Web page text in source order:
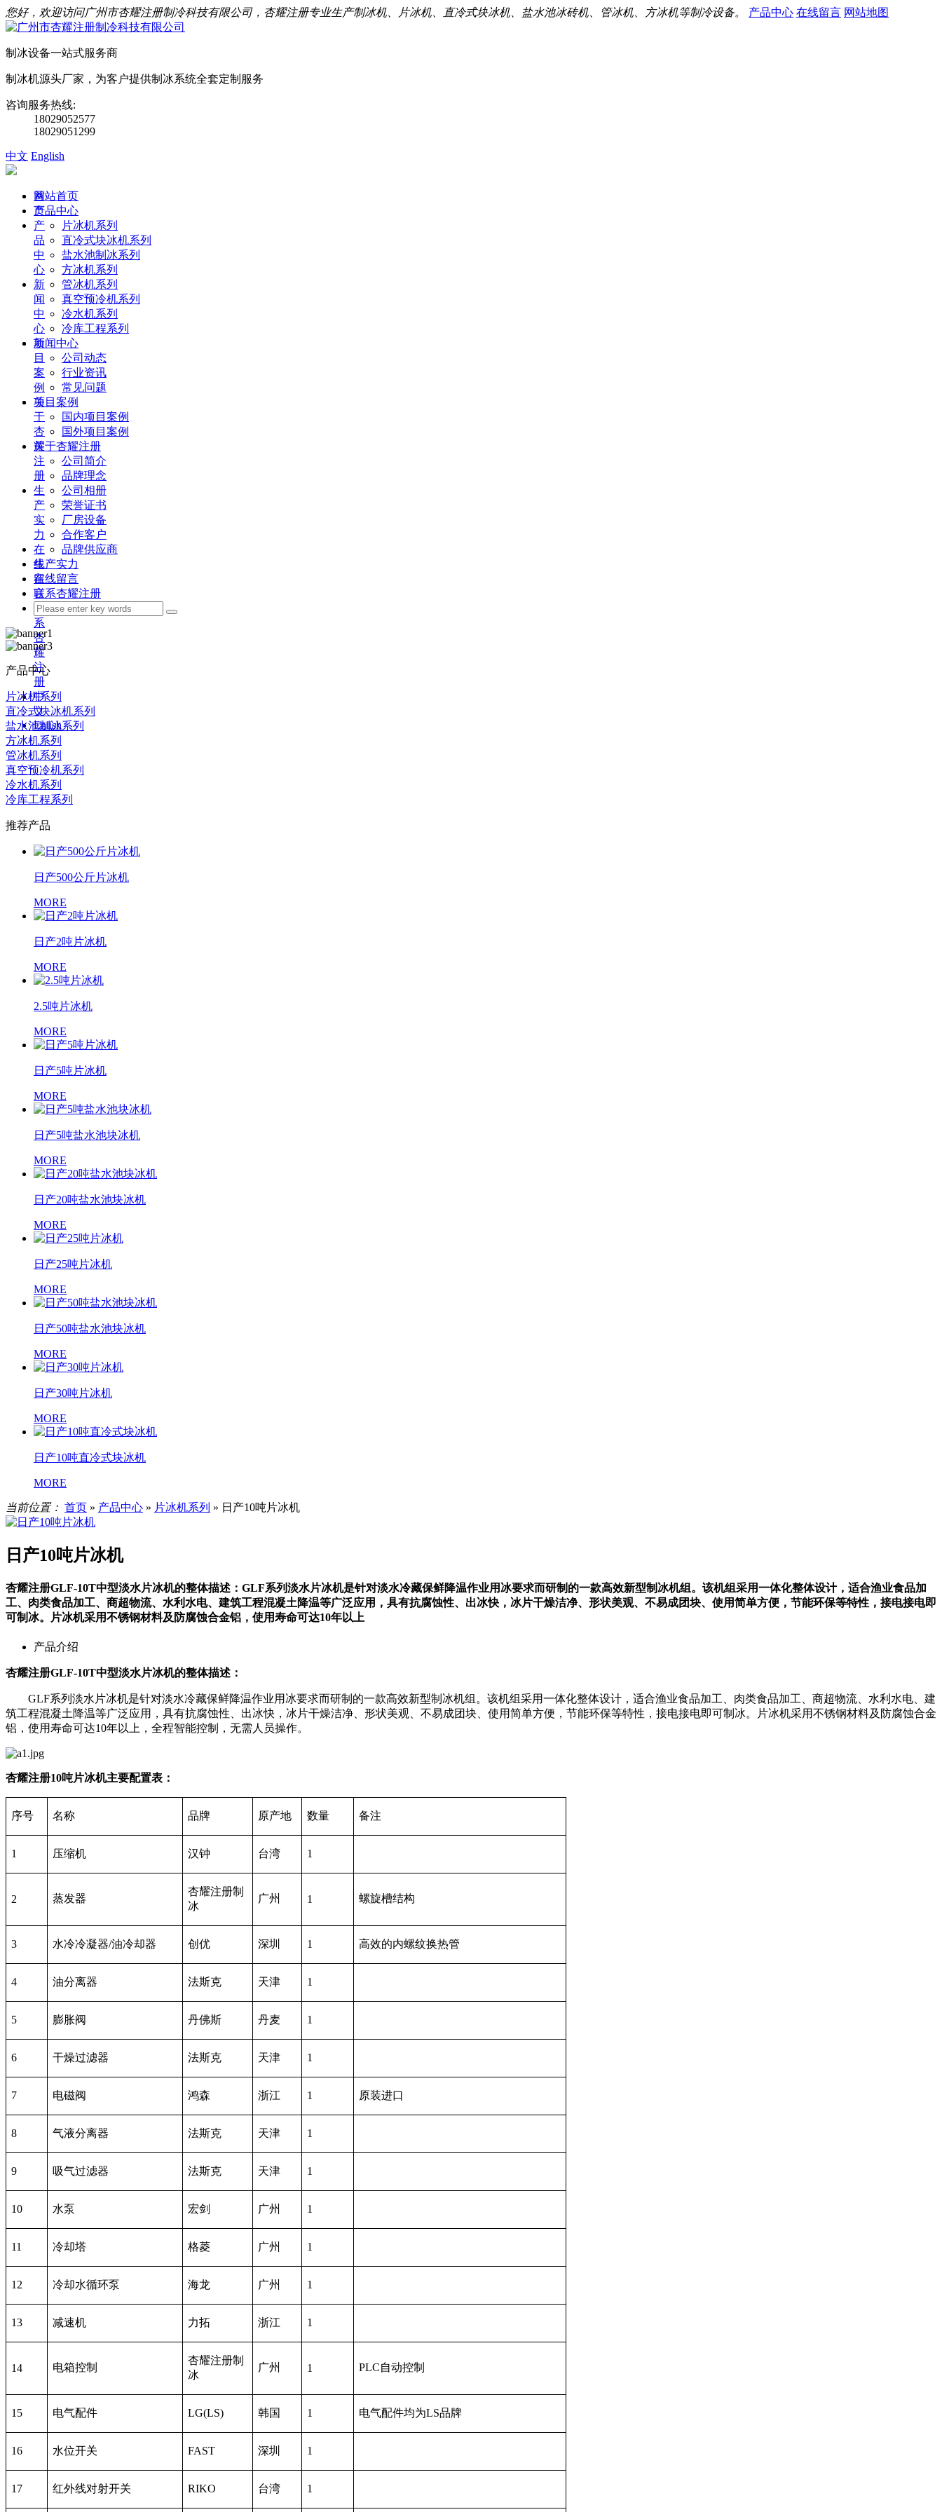
您好，欢迎访问广州市杏耀注册制冷科技有限公司，杏耀注册专业生产制冰机、片冰机、直冷式块冰机、盐水池冰砖机、管冰机、方冰机等制冷设备。 产品中心 在线留言 网站地图
制冰设备一站式服务商
制冰机源头厂家，为客户提供制冰系统全套定制服务
咨询服务热线:
18029052577
18029051299
中文 English
首
页
产
品
中
心
新
闻
中
心
项
目
案
例
关
于
杏
耀
注
册
生
产
实
力
在
线
留
言
联
系
杏
耀
注
册
中
文
Enlish
网站首页
产品中心
片冰机系列
直冷式块冰机系列
盐水池制冰系列
方冰机系列
管冰机系列
真空预冷机系列
冷水机系列
冷库工程系列
新闻中心
公司动态
行业资讯
常见问题
项目案例
国内项目案例
国外项目案例
关于杏耀注册
公司简介
品牌理念
公司相册
荣誉证书
厂房设备
合作客户
品牌供应商
生产实力
在线留言
联系杏耀注册
产品中心
片冰机系列
直冷式块冰机系列
盐水池制冰系列
方冰机系列
管冰机系列
真空预冷机系列
冷水机系列
冷库工程系列
推荐产品
日产500公斤片冰机
MORE
日产2吨片冰机
MORE
2.5吨片冰机
MORE
日产5吨片冰机
MORE
日产5吨盐水池块冰机
MORE
日产20吨盐水池块冰机
MORE
日产25吨片冰机
MORE
日产50吨盐水池块冰机
MORE
日产30吨片冰机
MORE
日产10吨直冷式块冰机
MORE
当前位置： 首页 » 产品中心 » 片冰机系列 » 日产10吨片冰机
日产10吨片冰机
杏耀注册GLF-10T中型淡水片冰机的整体描述：GLF系列淡水片冰机是针对淡水冷藏保鲜降温作业用冰要求而研制的一款高效新型制冰机组。该机组采用一体化整体设计，适合渔业食品加
工、肉类食品加工、商超物流、水利水电、建筑工程混凝土降温等广泛应用，具有抗腐蚀性、出冰快，冰片干燥洁净、形状美观、不易成团块、使用简单方便，节能环保等特性，接电接电即
可制冰。片冰机采用不锈钢材料及防腐蚀合金铝，使用寿命可达10年以上
产品介绍
杏耀注册GLF-10T中型淡水片冰机的整体描述：
GLF系列淡水片冰机是针对淡水冷藏保鲜降温作业用冰要求而研制的一款高效新型制冰机组。该机组采用一体化整体设计，适合渔业食品加工、肉类食品加工、商超物流、水利水电、建
筑工程混凝土降温等广泛应用，具有抗腐蚀性、出冰快，冰片干燥洁净、形状美观、不易成团块、使用简单方便，节能环保等特性，接电接电即可制冰。片冰机采用不锈钢材料及防腐蚀合金
铝，使用寿命可达10年以上，全程智能控制，无需人员操作。
杏耀注册10吨片冰机主要配置表：
序号 名称 品牌 原产地 数量 备注
1 压缩机 汉钟 台湾 1
2 蒸发器
杏耀注册制
冰
广州 1 螺旋槽结构
3 水冷冷凝器/油冷却器 创优 深圳 1 高效的内螺纹换热管
4 油分离器 法斯克 天津 1
5 膨胀阀 丹佛斯 丹麦 1
6 干燥过滤器 法斯克 天津 1
7 电磁阀 鸿森 浙江 1 原装进口
8 气液分离器 法斯克 天津 1
9 吸气过滤器 法斯克 天津 1
10 水泵 宏剑 广州 1
11 冷却塔 格菱 广州 1
12 冷却水循环泵 海龙 广州 1
13 减速机 力拓 浙江 1
14 电箱控制
杏耀注册制
冰
广州 1 PLC自动控制
15 电气配件 LG(LS) 韩国 1 电气配件均为LS品牌
16 水位开关 FAST 深圳 1
17 红外线对射开关 RIKO 台湾 1